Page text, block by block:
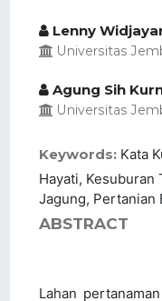
Lenny
Universitas
Agung Sih
Universitas
Keywords: Kata
Hayati, Kesuburan
Jagung, Pertanian
ABSTRACT
Lahan